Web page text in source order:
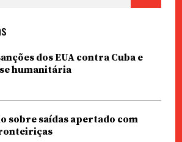
dos EUA contra Cuba e
humanitária
sobre saídas apertado com